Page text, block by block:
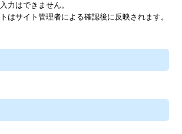
力はできません。
はサイト管理者による確認後に反映されます。